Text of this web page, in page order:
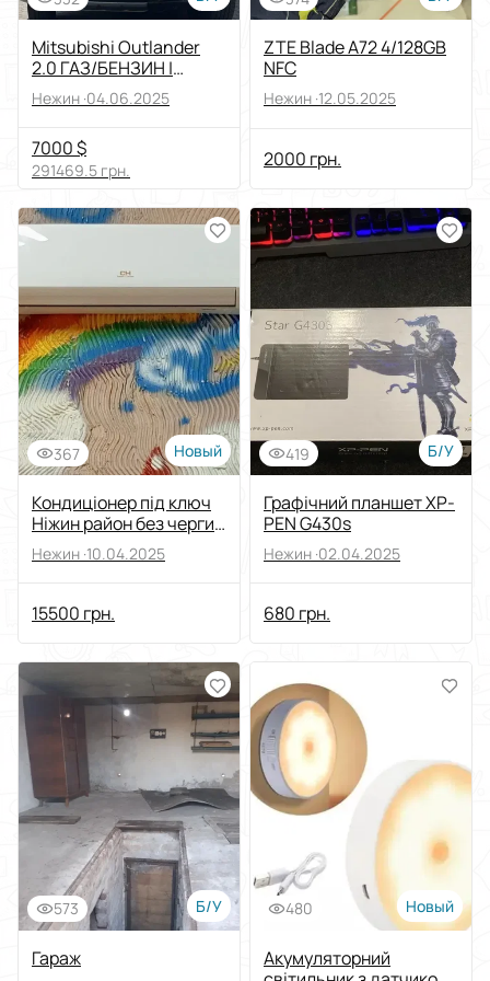
Mitsubishi Outlander
2.0 ГАЗ/БЕНЗИН |
Повний привід | Щодня
в русі
Нежин ·04.06.2025
7000 $
291469.5 грн.
ZTE Blade A72 4/128GB
NFC
Нежин ·12.05.2025
2000 грн.
367 Новый
Кондиціонер під ключ
Ніжин район без черги
гарантія якості срочно
1450
Нежин ·10.04.2025
15500 грн.
419 Б/У
Графічний планшет XP-
PEN G430s
Нежин ·02.04.2025
680 грн.
573 Б/У
Гараж
480 Новый
Акумуляторний